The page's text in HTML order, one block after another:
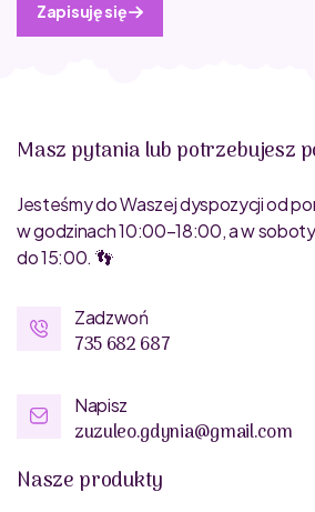
Zapisuję się
Masz pytania lub potrzebujesz
Jesteśmy do Waszej dyspozycji od
w godzinach 10:00–18:00, a w
do 15:00. 👣
Zadzwoń
735 682 687
Napisz
zuzuleo.gdynia@gmail.com
Nasze produkty